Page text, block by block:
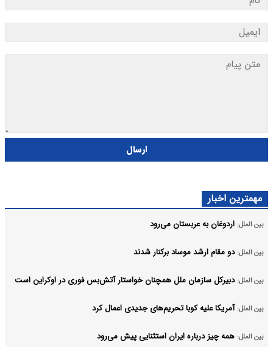
ارسال
مهمترین اخبار
بین الملل: اردوغان به عربستان می‌رود
بین الملل: دو مقام ارشد موساد برکنار شدند
بین الملل: دبیرکل سازمان ملل همچنان خواستار آتش‌بس فوری در اوکراین است
بین الملل: آمریکا علیه کوبا تحریم‌های جدیدی اعمال کرد
بین الملل: همه چیز درباره ایران استثنایی پیش می‌رود